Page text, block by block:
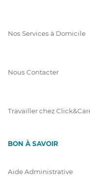
Nos Services à Domicile
Nous Contacter
Travailler chez
BON À SAVOIR
Aide Administrative